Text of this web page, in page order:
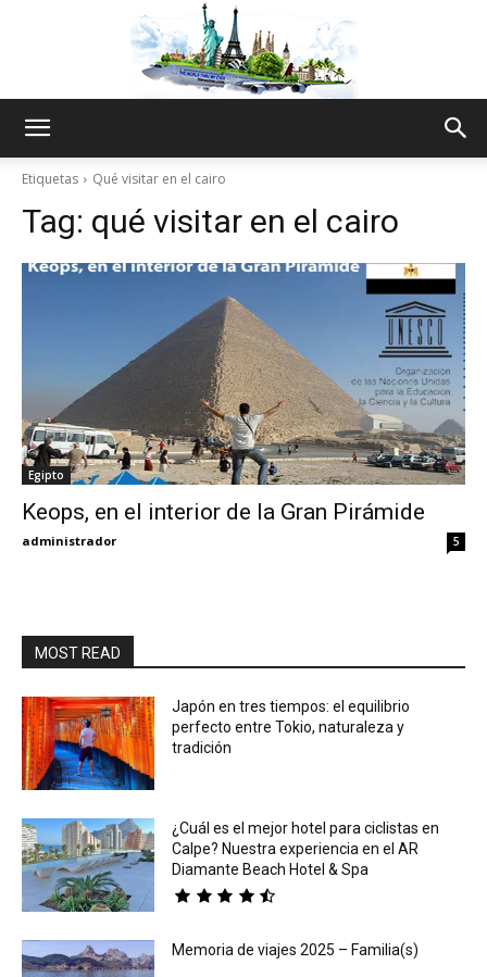
Thru
My
Etiquetas Qué visitar en el cairo
Tag: qué visitar en el cairo
Egipto
Keops, en el interior de la Gran Pirámide
administrador 5
MOST READ
Japón en tres tiempos: el equilibrio
perfecto entre Tokio, naturaleza y
tradición
¿Cuál es el mejor hotel para ciclistas en
Calpe? Nuestra experiencia en el AR
Diamante Beach Hotel & Spa
Memoria de viajes 2025 – Familia(s)